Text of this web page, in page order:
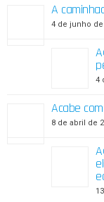
A
4 de junho de
4
Acabe
8 de abril de